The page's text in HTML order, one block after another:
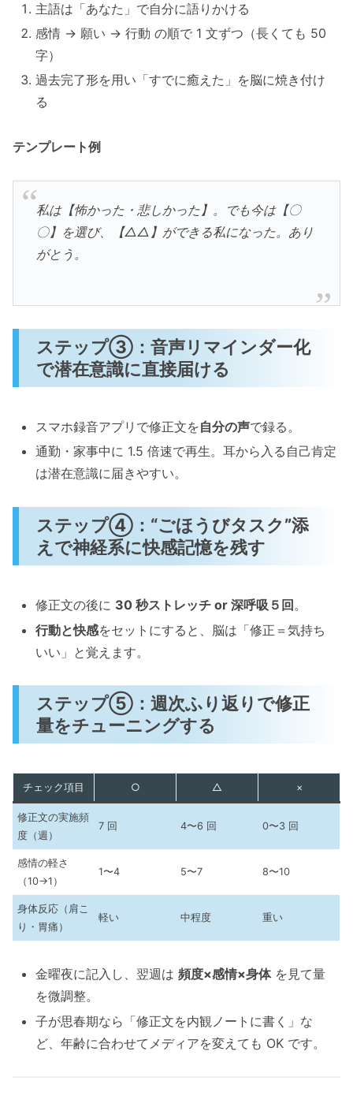
主語は「あなた」で自分に語りかける
感情 → 願い → 行動 の順で 1 文ずつ（長くても 50
字）
過去完了形を用い「すでに癒えた」を脳に焼き付け
る
テンプレート例
私は【怖かった・悲しかった】。でも今は【〇
〇】を選び、【△△】ができる私になった。あり
がとう。
ステップ③：音声リマインダー化
で潜在意識に直接届ける
スマホ録音アプリで修正文を自分の声で録る。
通勤・家事中に 1.5 倍速で再生。耳から入る自己肯定
は潜在意識に届きやすい。
ステップ④：“ごほうびタスク”添
えで神経系に快感記憶を残す
修正文の後に 30 秒ストレッチ or 深呼吸５回 。
行動と快感をセットにすると、脳は「修正＝気持ち
いい」と覚えます。
ステップ⑤：週次ふり返りで修正
量をチューニングする
チェック項目 ○ △ ×
修正文の実施頻
度（週）
7 回 4〜6 回 0〜3 回
感情の軽さ
（10→1）
1〜4 5〜7 8〜10
身体反応（肩こ
り・胃痛）
軽い 中程度 重い
金曜夜に記入し、翌週は頻度×感情×身体を見て量
を微調整。
子が思春期なら「修正文を内観ノートに書く」な
ど、年齢に合わせてメディアを変えても OK です。